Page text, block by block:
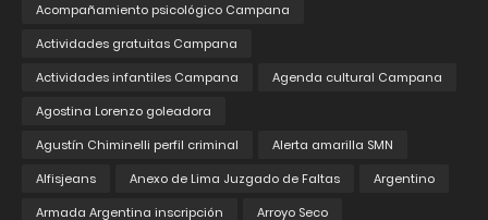
Acompañamiento psicológico Campana
Actividades gratuitas Campana
Actividades infantiles Campana
Agenda cultural Campana
Agostina Lorenzo goleadora
Agustín Chiminelli perfil criminal
Alerta amarilla SMN
Alfisjeans
Anexo de Lima Juzgado de Faltas
Argentino
Armada Argentina inscripción
Arroyo Seco